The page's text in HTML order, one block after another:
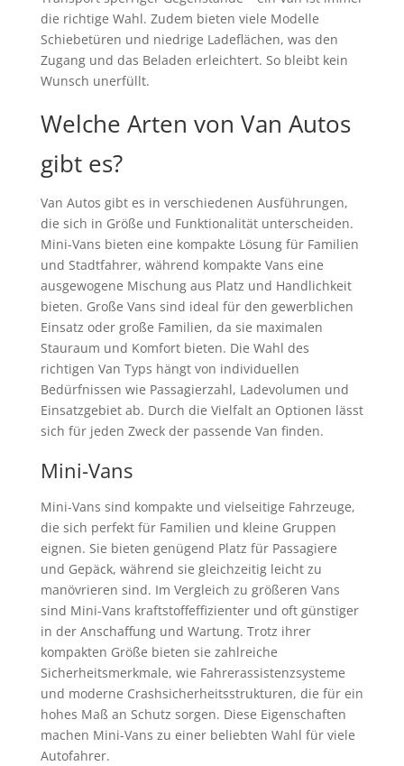
die richtige Wahl. Zudem bieten viele Modelle
Schiebetüren und niedrige Ladeflächen, was den
Zugang und das Beladen erleichtert. So bleibt kein
Wunsch unerfüllt.
Welche Arten von Van Autos
gibt es?
Van Autos gibt es in verschiedenen Ausführungen,
die sich in Größe und Funktionalität unterscheiden.
Mini-Vans bieten eine kompakte Lösung für Familien
und Stadtfahrer, während kompakte Vans eine
ausgewogene Mischung aus Platz und Handlichkeit
bieten. Große Vans sind ideal für den gewerblichen
Einsatz oder große Familien, da sie maximalen
Stauraum und Komfort bieten. Die Wahl des
richtigen Van Typs hängt von individuellen
Bedürfnissen wie Passagierzahl, Ladevolumen und
Einsatzgebiet ab. Durch die Vielfalt an Optionen lässt
sich für jeden Zweck der passende Van finden.
Mini-Vans
Mini-Vans sind kompakte und vielseitige Fahrzeuge,
die sich perfekt für Familien und kleine Gruppen
eignen. Sie bieten genügend Platz für Passagiere
und Gepäck, während sie gleichzeitig leicht zu
manövrieren sind. Im Vergleich zu größeren Vans
sind Mini-Vans kraftstoffeffizienter und oft günstiger
in der Anschaffung und Wartung. Trotz ihrer
kompakten Größe bieten sie zahlreiche
Sicherheitsmerkmale, wie Fahrerassistenzsysteme
und moderne Crashsicherheitsstrukturen, die für ein
hohes Maß an Schutz sorgen. Diese Eigenschaften
machen Mini-Vans zu einer beliebten Wahl für viele
Autofahrer.